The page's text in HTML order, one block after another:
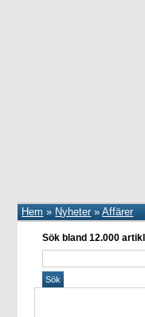
Hem » Nyheter»Affärer
Sök bland 12.000